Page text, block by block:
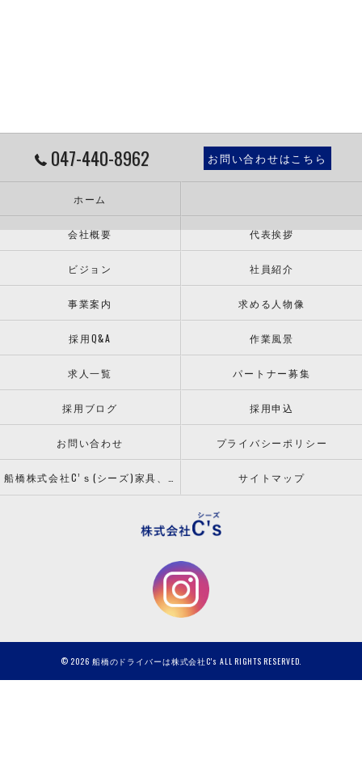
047-440-8962 お問い合わせはこちら
ホーム
会社概要 代表挨拶
ビジョン 社員紹介
事業案内 求める人物像
採用Q&A 作業風景
求人一覧 パートナー募集
採用ブログ 採用申込
お問い合わせ プライバシーポリシー
サイトマップ
© 2026 船橋のドライバーは株式会社C's ALL RIGHTS RESERVED.